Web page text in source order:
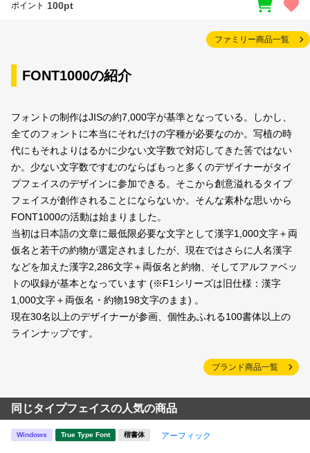
ポイント 100pt
ファミリー商品一覧
FONT1000の紹介
フォントの制作はJISの約7,000字が基準となっている。しかし、
全てのフォントに本当にそれだけの字種が必要なのか。写植の時
代にもそれよりはるかに少ない文字数で対応してきた筈ではない
か。少ない文字数ですむのならばもっと多くのデザイナーがタイ
プフェイスのデザインに参加できる。そこから創意溢れるタイプ
フェイスが創作されることにならないか。そんな素朴な思いから
FONT1000の活動は始まりました。
当初は日本語の文章に最低限必要な文字として漢字1,000文字＋両
仮名と若干の約物が選定されましたが、現在ではさらに人名漢字
などを加えた漢字2,286文字＋両仮名と約物、そしてアルファベッ
トの収録が基本となっています (※F1シリーズは旧仕様：漢字
1,000文字＋両仮名・約物198文字のまま) 。
現在30名以上のデザイナーが参画、個性あふれる100書体以上の
ラインナップです。
ブランド商品一覧
同じタイプフェイスの人気の商品
Windows True Type Font 楷書体 アーフィック